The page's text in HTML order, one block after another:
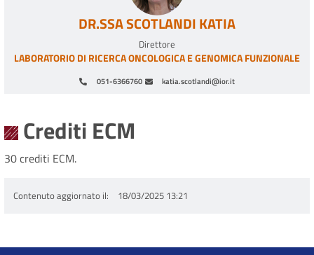
051-6366760 katia.scotlandi@ior.it
DR.SSA SCOTLANDI KATIA
Direttore
LABORATORIO DI RICERCA ONCOLOGICA E GENOMICA FUNZIONALE
Crediti ECM
30 crediti ECM.
Contenuto aggiornato il 18/03/2025 13:21